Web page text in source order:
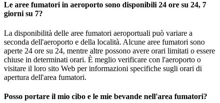
Le aree fumatori in aeroporto sono disponibili 24 ore su 24, 7
giorni su 7?
La disponibilità delle aree fumatori aeroportuali può variare a
seconda dell'aeroporto e della località. Alcune aree fumatori sono
aperte 24 ore su 24, mentre altre possono avere orari limitati o essere
chiuse in determinati orari. È meglio verificare con l'aeroporto o
visitare il loro sito Web per informazioni specifiche sugli orari di
apertura dell'area fumatori.
Posso portare il mio cibo e le mie bevande nell'area fumatori?